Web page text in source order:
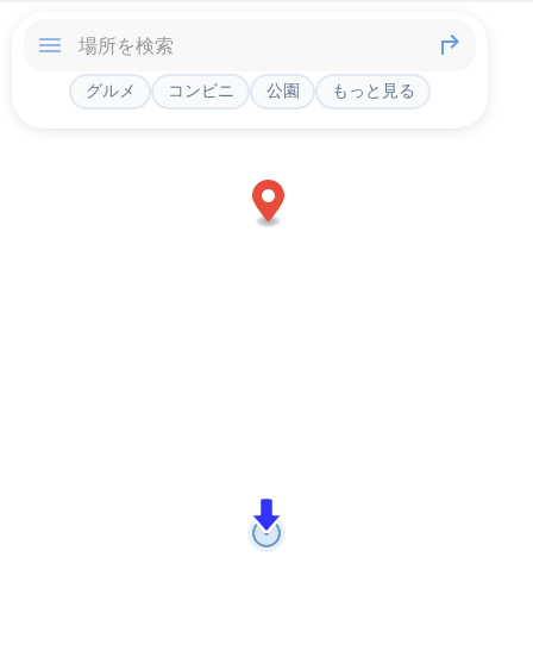
グルメ コンビニ 公園 もっと見る